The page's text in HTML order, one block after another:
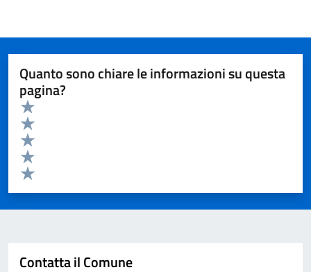
Quanto sono chiare le informazioni su questa
pagina?
Valuta da 1 a 5 stelle la pagina
Valuta 5 stelle su 5
Valuta 4 stelle su 5
Valuta 3 stelle su 5
Valuta 2 stelle su 5
Valuta 1 stelle su 5
Contatta il Comune